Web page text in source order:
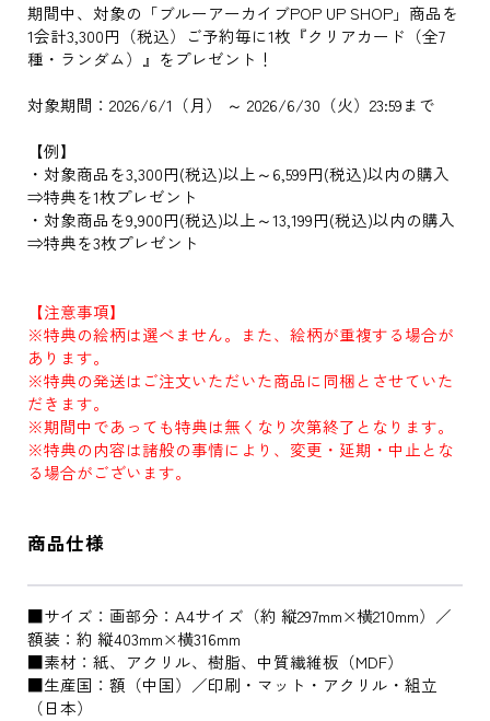
期間中、対象の「ブルーアーカイブPOP UP SHOP」商品を
1会計3,300円（税込）ご予約毎に1枚『クリアカード（全7
種・ランダム）』をプレゼント！
対象期間：2026/6/1（月） ～ 2026/6/30（火）23:59まで
【例】
・対象商品を3,300円(税込)以上～6,599円(税込)以内の購入
⇒特典を1枚プレゼント
・対象商品を9,900円(税込)以上～13,199円(税込)以内の購入
⇒特典を3枚プレゼント
【注意事項】
※特典の絵柄は選べません。また、絵柄が重複する場合が
あります。
※特典の発送はご注文いただいた商品に同梱とさせていた
だきます。
※期間中であっても特典は無くなり次第終了となります。
※特典の内容は諸般の事情により、変更・延期・中止とな
る場合がございます。
商品仕様
■サイズ：画部分：A4サイズ（約 縦297mm×横210mm）／
額装：約 縦403mm×横316mm
■素材：紙、アクリル、樹脂、中質繊維板（MDF）
■生産国：額（中国）／印刷・マット・アクリル・組立
（日本）